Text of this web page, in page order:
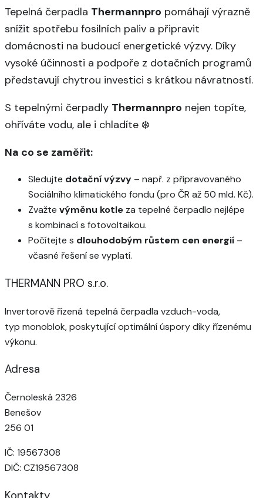
Tepelná čerpadla Thermannpro pomáhají výrazně
snížit spotřebu fosilních paliv a připravit
domácnosti na budoucí energetické výzvy. Díky
vysoké účinnosti a podpoře z dotačních programů
představují chytrou investici s krátkou návratností.
S tepelnými čerpadly Thermannpro nejen topíte,
ohříváte vodu, ale i chladíte ❄️
Na co se zaměřit:
Sledujte dotační výzvy – např. z připravovaného
Sociálního klimatického fondu (pro ČR až 50 mld. Kč).
Zvažte výměnu kotle za tepelné čerpadlo nejlépe
s kombinací s fotovoltaikou.
Počítejte s dlouhodobým růstem cen energií –
včasné řešení se vyplatí.
THERMANN PRO s.r.o.
Invertorově řízená tepelná čerpadla vzduch-voda,
typ monoblok, poskytující optimální úspory díky řízenému
výkonu.
Adresa
Černoleská 2326
Benešov
256 01
IČ: 19567308
DIČ: CZ19567308